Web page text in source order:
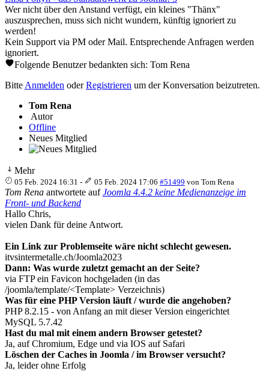
Wer nicht über den Anstand verfügt, ein kleines "Thänx"
auszusprechen, muss sich nicht wundern, künftig ignoriert zu
werden!
Kein Support via PM oder Mail. Entsprechende Anfragen werden
ignoriert.
Folgende Benutzer bedankten sich: Tom Rena
Bitte Anmelden oderRegistrieren um der Konversation beizutreten.
Tom Rena
Autor
Offline
Neues Mitglied
Mehr
05 Feb. 2024 16:31 - 05 Feb. 2024 17:06 #51499 von Tom Rena
Tom Rena antwortete aufJoomla 4.4.2 keine Medienanzeige im
Front- und Backend
Hallo Chris,
vielen Dank für deine Antwort.
Ein Link zur Problemseite wäre nicht schlecht gewesen.
itvsintermetalle.ch/Joomla2023
Dann: Was wurde zuletzt gemacht an der Seite?
via FTP ein Favicon hochgeladen (in das
/joomla/template/<Template> Verzeichnis)
Was für eine PHP Version läuft / wurde die angehoben?
PHP 8.2.15 - von Anfang an mit dieser Version eingerichtet
MySQL 5.7.42
Hast du mal mit einem andern Browser getestet?
Ja, auf Chromium, Edge und via IOS auf Safari
Löschen der Caches in Joomla / im Browser versucht?
Ja, leider ohne Erfolg